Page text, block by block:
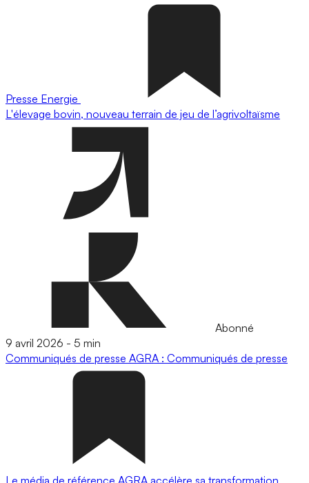
Presse Energie
L'élevage bovin, nouveau terrain de jeu de l’agrivoltaïsme
Abonné
9 avril 2026 - 5 min
Communiqués de presse AGRA : Communiqués de presse
Le média de référence AGRA accélère sa transformation